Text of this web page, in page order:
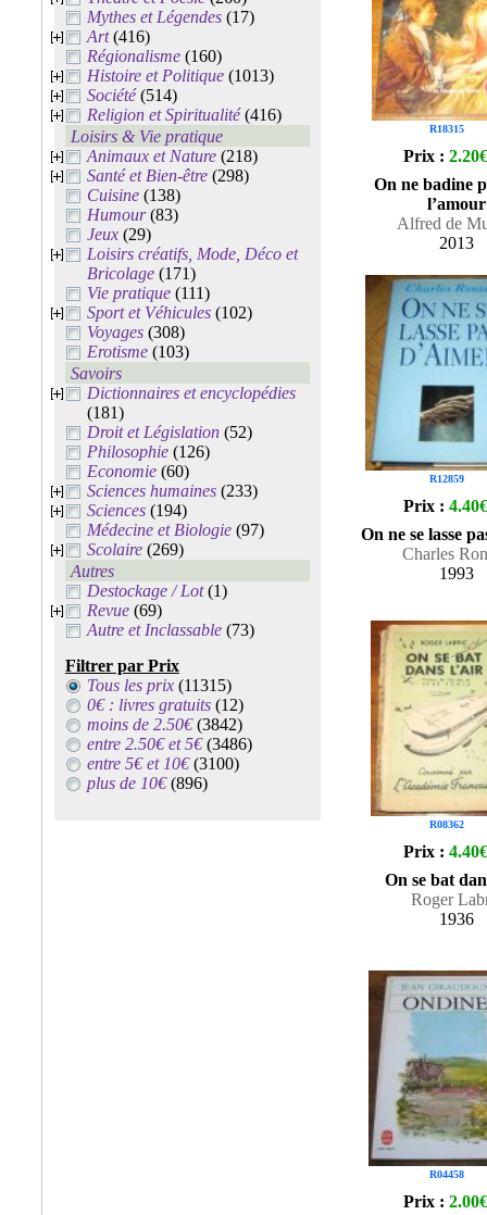
Mythes et Légendes (17)
Art(416)
Régionalisme (160)
Histoire et Politique (1013)
Société(514)
Religion et Spiritualité(416)
Loisirs & Vie pratique
Animaux et Nature (218)
Santé et Bien-être (298)
Cuisine (138)
Humour(83)
Jeux (29)
Loisirs créatifs, Mode, Déco et
Bricolage (171)
Vie pratique (111)
Sport et Véhicules (102)
Voyages (308)
Erotisme (103)
Savoirs
Dictionnaires et encyclopédies
(181)
Droit et Législation (52)
Philosophie (126)
Economie (60)
Sciences humaines (233)
Sciences (194)
Médecine et Biologie (97)
Scolaire (269)
Autres
Destockage / Lot(1)
Revue (69)
Autre et Inclassable (73)
Filtrer par Prix
Tous les prix (11315)
0€ : livres gratuits (12)
moins de 2.50€(3842)
entre 2.50€ et 5€(3486)
entre 5€ et 10€(3100)
plus de 10€(896)
R18315
Prix : 2.20€
On ne badine
l’amour
Alfred de
2013
R12859
Prix : 4.40€
On ne se lasse
Charles
1993
R08362
Prix : 4.40€
On se bat
Roger
1936
R04458
Prix : 2.00€